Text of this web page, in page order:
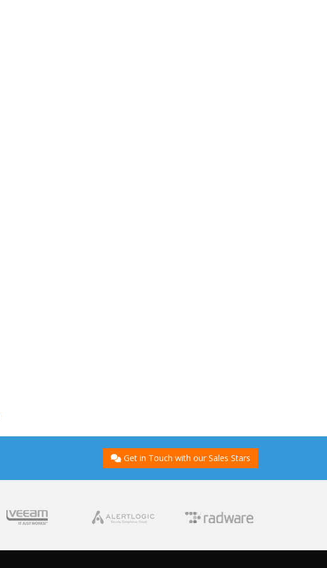
Get in Touch with our Sales Stars